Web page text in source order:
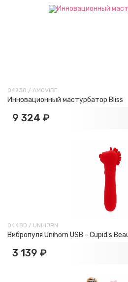
04238 / AMOVIBE
Инновационный мастурбатор Bliss
9 324 ₽
04480 / UNIHORN
Вибропуля Unihorn USB - Cupid's
3 139 ₽